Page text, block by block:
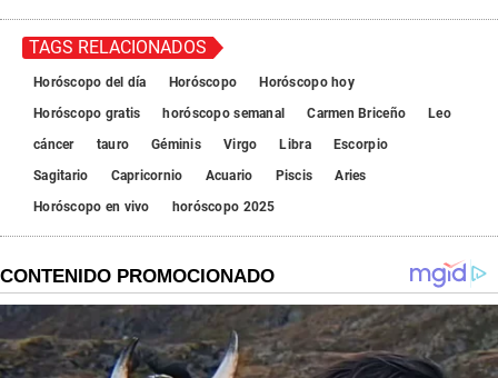
TAGS RELACIONADOS
Horóscopo del día Horóscopo
Horóscopo hoy
Horóscopo gratis
horóscopo semanal Carmen Briceño
Leo
cáncer
tauro Géminis Virgo Libra
Escorpio
Sagitario
Capricornio Acuario Piscis
Aries
Horóscopo en vivo
horóscopo 2025